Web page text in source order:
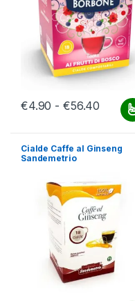
€4.90 - €56.40
Questo prodotto ha più
Cialde Caffe al Ginseng
Sandemetrio